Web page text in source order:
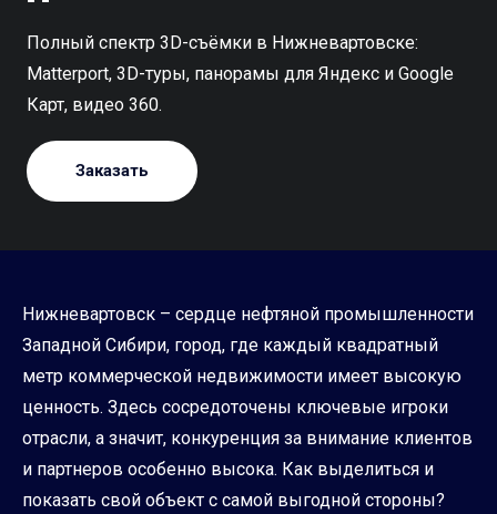
Полный спектр 3D-съёмки в Нижневартовске:
Matterport, 3D-туры, панорамы для Яндекс и Google
Карт, видео 360.
Заказать
Нижневартовск – сердце нефтяной промышленности
Западной Сибири, город, где каждый квадратный
метр коммерческой недвижимости имеет высокую
ценность. Здесь сосредоточены ключевые игроки
отрасли, а значит, конкуренция за внимание клиентов
и партнеров особенно высока. Как выделиться и
показать свой объект с самой выгодной стороны?